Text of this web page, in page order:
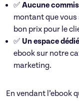
✅ Aucune
montant que vous
bon prix pour le
✅ Un espace
ebook sur notre
marketing.
En vendant l’ebook